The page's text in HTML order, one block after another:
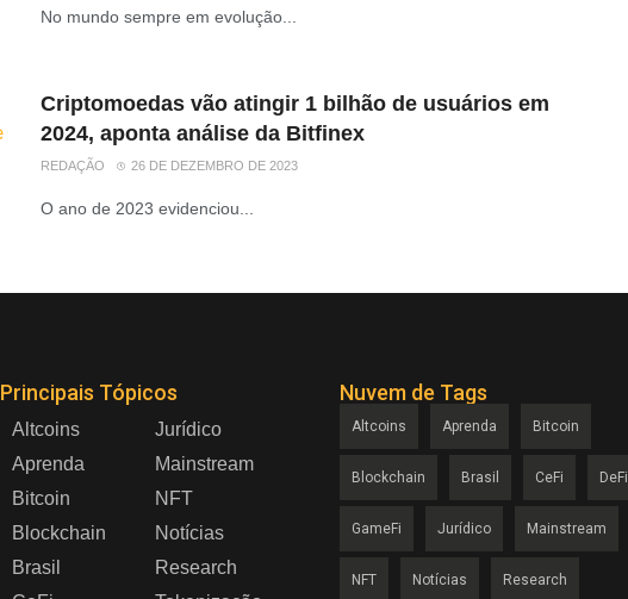
No mundo sempre em evolução...
Criptomoedas vão atingir 1 bilhão de usuários em
2024, aponta análise da Bitfinex
REDAÇÃO 26 DE DEZEMBRO DE 2023
O ano de 2023 evidenciou...
Principais Tópicos
Altcoins
Aprenda
Bitcoin
Blockchain
Brasil
Jurídico
Mainstream
NFT
Notícias
Research
Nuvem de Tags
Altcoins Aprenda Bitcoin
Blockchain Brasil CeFi DeFi
GameFi Jurídico Mainstream
NFT Notícias Research